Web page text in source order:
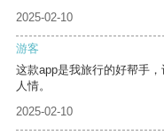
2025-02-10
游客
这款app是我旅行的好帮手
人情。
2025-02-10